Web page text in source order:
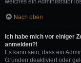
welches ein Administrator
Nach oben
Ich habe mich vor einiger
anmelden?!
Es kann sein, dass ein
Gründen deaktiviert oder